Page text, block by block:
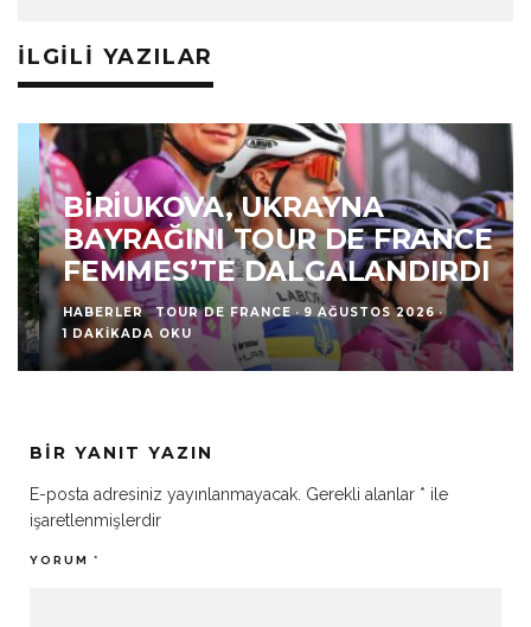
İLGILI YAZILAR
BIRIUKOVA, UKRAYNA
BAYRAĞINI TOUR DE FRANCE
FEMMES’TE DALGALANDIRDI
HABERLER TOUR DE FRANCE · 9 AĞUSTOS 2026 ·
1 DAKIKADA OKU
BIR YANIT YAZIN
E-posta adresiniz yayınlanmayacak. Gerekli alanlar * ile
işaretlenmişlerdir
YORUM *